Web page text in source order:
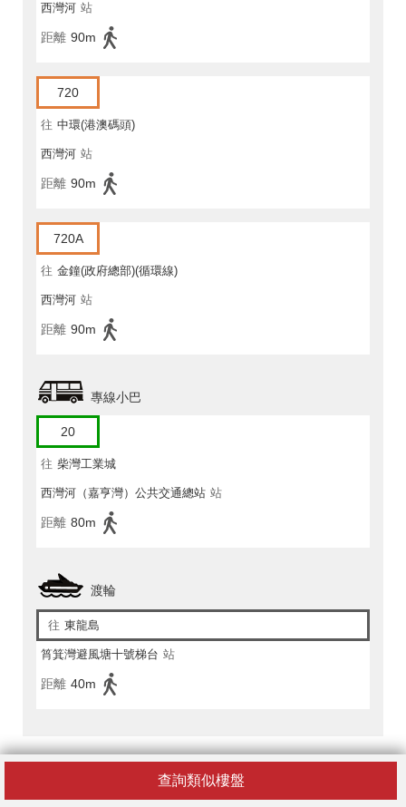
查詢類似樓盤
西灣河 站
距離 90m
720
往 中環(港澳碼頭)
西灣河 站
距離 90m
720A
往 金鐘(政府總部)(循環線)
西灣河 站
距離 90m
專線小巴
20
往 柴灣工業城
西灣河（嘉亨灣）公共交通總站 站
距離 80m
渡輪
往 東龍島
筲箕灣避風塘十號梯台 站
距離 40m
嘉亨灣 6座附近的配套設施